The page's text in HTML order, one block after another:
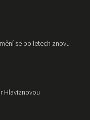
se po letech znovu
Hlaviznovou